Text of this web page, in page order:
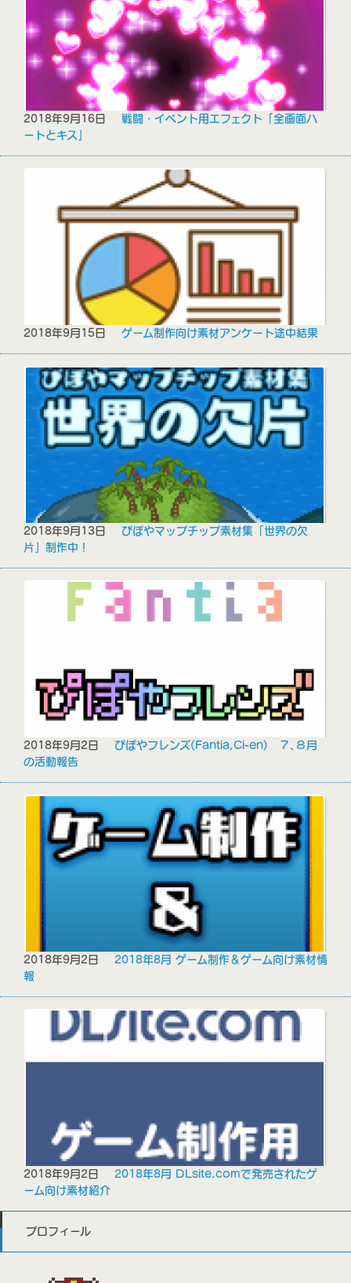
2018年9月16日 戦闘・イベント用エフェクト「全画面ハ
ートとキス」
2018年9月15日 ゲーム制作向け素材アンケート途中結果
2018年9月13日 ぴぽやマップチップ素材集「世界の欠
片」制作中！
2018年9月2日 ぴぽやフレンズ(Fantia,Ci-en) ７､８月
の活動報告
2018年9月2日 2018年8月 ゲーム制作＆ゲーム向け素材情
報
2018年9月2日 2018年8月 DLsite.comで発売されたゲ
ーム向け素材紹介
プロフィール